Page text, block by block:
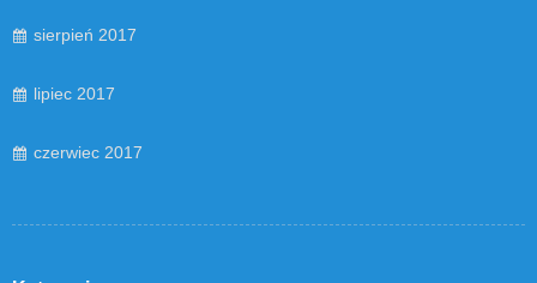
sierpień 2017
lipiec 2017
czerwiec 2017